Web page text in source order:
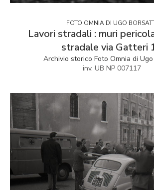
FOTO OMNIA DI UGO
Lavori stradali : muri
stradale via Gatteri
Archivio storico Foto Omnia di
inv. UB NP 007117